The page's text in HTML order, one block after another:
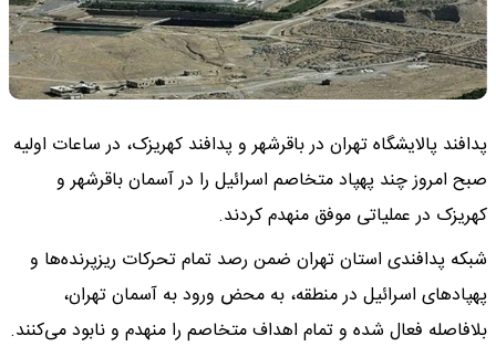
پدافند پالایشگاه تهران در باقرشهر و ‌پدافند‌ کهریزک، در ساعات اولیه
صبح امروز چند‌ پهپاد متخاصم اسرائیل را در آسمان باقرشهر و
کهریزک در عملیاتی موفق منهدم کردند.
شبکه پدافندی استان تهران ضمن رصد تمام تحرکات ریزپرنده‌ها و
پهپادهای اسرائیل در منطقه، به محض ورود به آسمان تهران،
بلافاصله فعال شده و تمام اهداف متخاصم را منهدم و نابود می‌کنند.